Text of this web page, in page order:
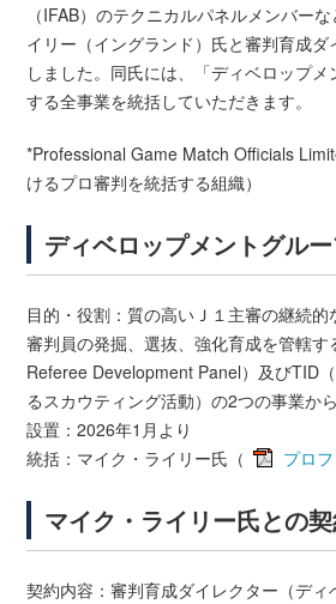
（IFAB）のテクニカルパネルメンバー
イリー（イングランド）氏と審判育成
しました。同氏には、「ディベロップ
する全事業を統括していただきます。
*Professional Game Match Officials
けるプロ審判を統括する組織）
ディベロップメントグル
目的・役割：質の高いＪ１主審の継続
審判員の発掘、選抜、強化育成を管轄す
Referee Development Panel）及びTID
るスカウティング活動）の2つの事業から
設置：2026年1月より
統括：マイク・ライリー氏（
プロ
マイク・ライリー氏との
契約内容：審判育成ダイレクター（ディ